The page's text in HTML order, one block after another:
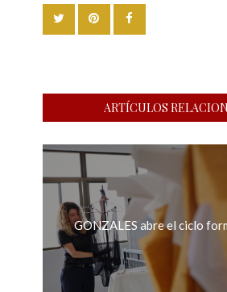
ARTÍCULOS
GONZALES abre el ciclo